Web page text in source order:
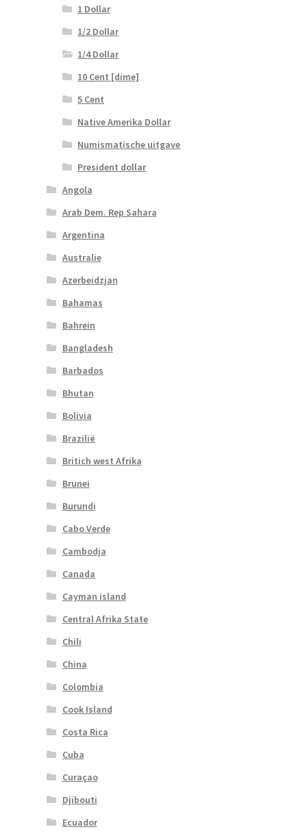
1 Dollar
1/2 Dollar
1/4 Dollar
10 Cent [dime]
5 Cent
Native Amerika Dollar
Numismatische uitgave
President dollar
Angola
Arab Dem. Rep Sahara
Argentina
Australie
Azerbeidzjan
Bahamas
Bahrein
Bangladesh
Barbados
Bhutan
Bolivia
Brazilië
Britich west Afrika
Brunei
Burundi
Cabo Verde
Cambodja
Canada
Cayman island
Central Afrika State
Chili
China
Colombia
Cook Island
Costa Rica
Cuba
Curaçao
Djibouti
Ecuador